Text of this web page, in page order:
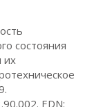
состояния
их
EDN: